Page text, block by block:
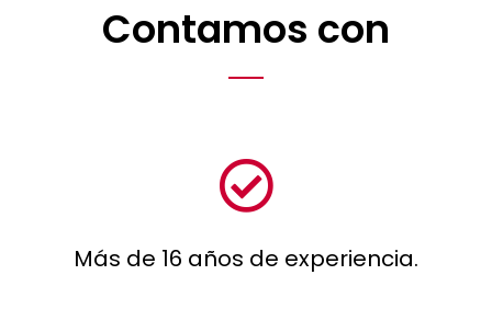
Contamos con
Más de 16 años de experiencia.